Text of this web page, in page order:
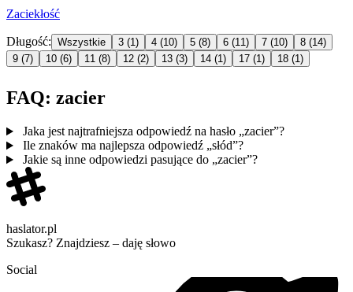
Zaciekłość
Długość: Wszystkie 3 (1) 4 (10) 5 (8) 6 (11) 7 (10) 8 (14)
9 (7) 10 (6) 11 (8) 12 (2) 13 (3) 14 (1) 17 (1) 18 (1)
FAQ: zacier
Jaka jest najtrafniejsza odpowiedź na hasło „zacier”?
Ile znaków ma najlepsza odpowiedź „słód”?
Jakie są inne odpowiedzi pasujące do „zacier”?
haslator.pl
Szukasz? Znajdziesz – daję słowo
Social